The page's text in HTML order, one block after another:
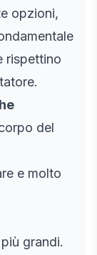
opzioni,
rispettino
del
e molto
grandi.